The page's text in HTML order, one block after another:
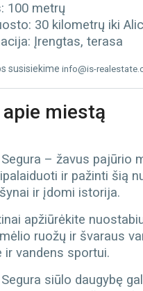
100 metrų
30 kilometrų iki
Įrengtas, terasa
susisiekime info@is-
miestą
Segura – žavus
ir pažinti šią
ir įdomi istorija.
apžiūrėkite
ruožų ir švaraus
ir vandens sportui.
siūlo daugybę